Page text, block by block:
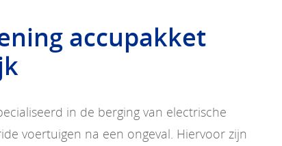
accupakket
in de berging van electrische
voertuigen na een ongeval. Hiervoor zijn